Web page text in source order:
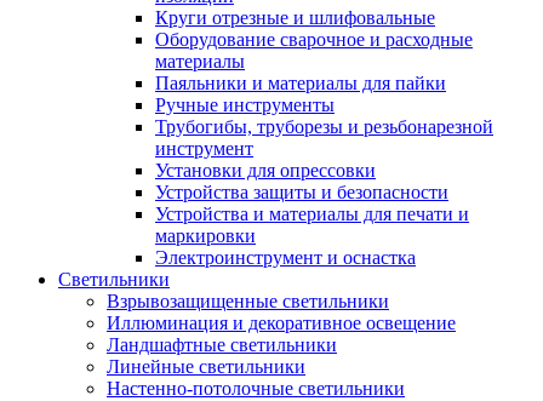
Круги отрезные и шлифовальные
Оборудование сварочное и расходные
материалы
Паяльники и материалы для пайки
Ручные инструменты
Трубогибы, труборезы и резьбонарезной
инструмент
Установки для опрессовки
Устройства защиты и безопасности
Устройства и материалы для печати и
маркировки
Электроинструмент и оснастка
Светильники
Взрывозащищенные светильники
Иллюминация и декоративное освещение
Ландшафтные светильники
Линейные светильники
Настенно-потолочные светильники